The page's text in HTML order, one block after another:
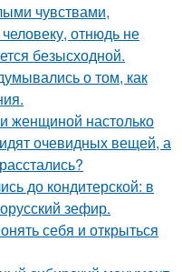
чувствами,
отнюдь не
безысходной.
о том, как
женщиной настолько
очевидных вещей, а
до кондитерской: в
зефир.
себя и открыться